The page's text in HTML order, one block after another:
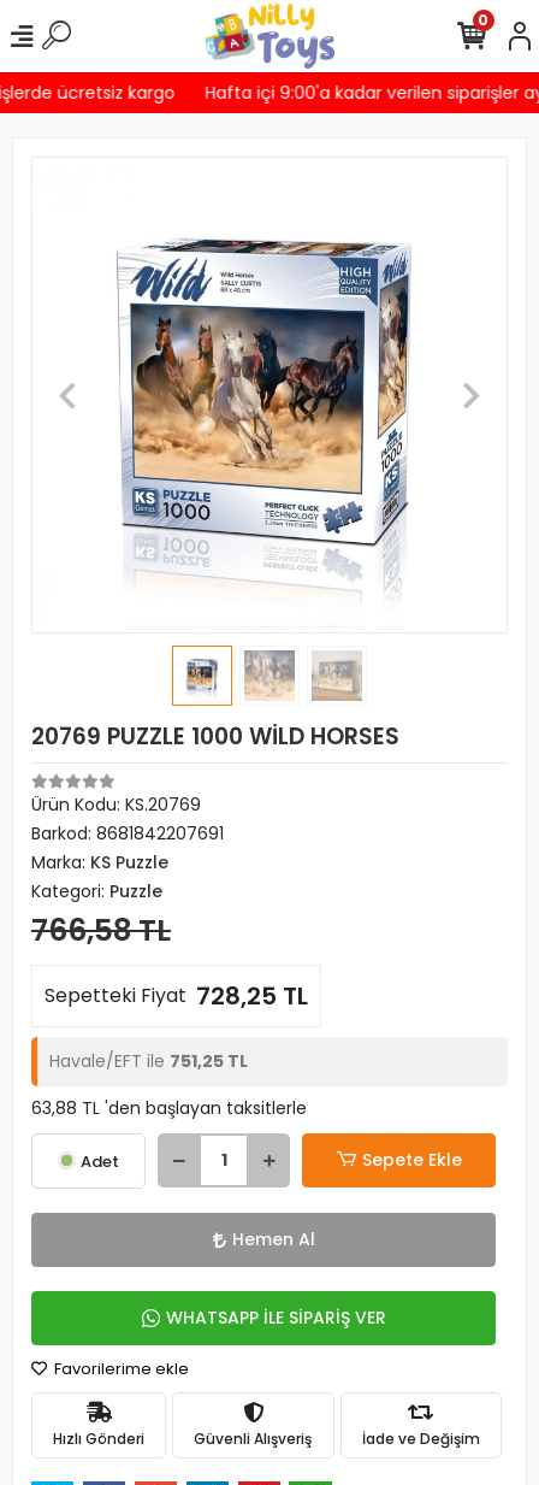
ücretsiz kargo Hafta içi 9:00'a kadar verilen siparişler
0
20769 PUZZLE 1000 WİLD HORSES
Ürün Kodu: KS.20769
Barkod: 8681842207691
Marka: KS Puzzle
Kategori: Puzzle
766,58 TL
Sepetteki Fiyat 728,25 TL
Havale/EFT ile 751,25 TL
63,88 TL 'den başlayan taksitlerle
Adet Sepete Ekle
Hemen Al
WHATSAPP İLE SİPARİŞ VER
Favorilerime ekle
Hızlı Gönderi Güvenli Alışveriş İade ve Değişim